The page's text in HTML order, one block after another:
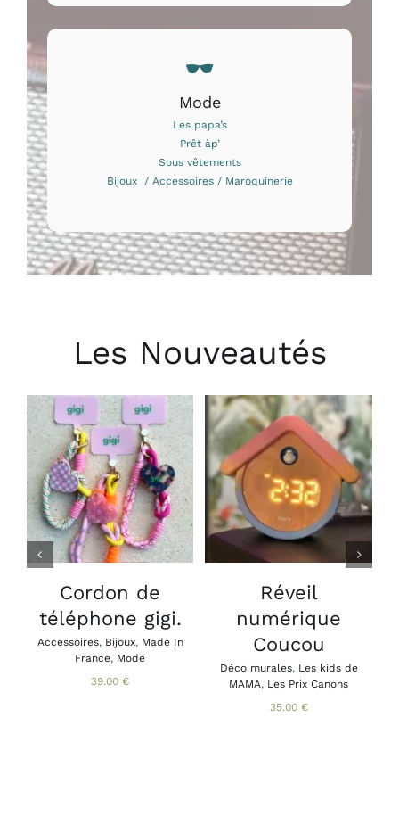
Mode
Les papa’s
Prêt àp’
Sous vêtements
Bijoux / Accessoires / Maroquinerie
Les Nouveautés
CHOIX DES
OPTIONS
CE
PRODUIT
A
PLUSIEURS
VARIATIONS.
LES
OPTIONS
PEUVENT
ÊTRE
CHOISIES
/
DÉTAILS
Cordon de
téléphone gigi.
Accessoires, Bijoux, Made In
France, Mode
39.00 €
AJOUTER AU
PANIER
/
DÉTAILS
Réveil
numérique
Coucou
Déco murales, Les kids de
MAMA, Les Prix Canons
35.00 €